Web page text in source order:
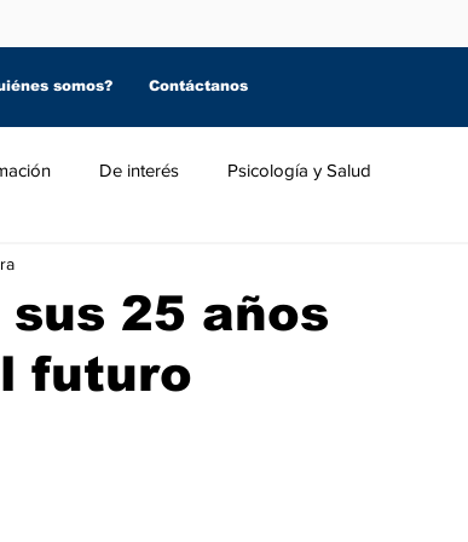
somos? Contáctanos
De interés Psicología y Salud
25 años
futuro